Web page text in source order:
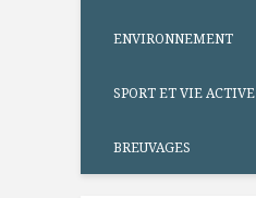
ENVIRONNEMENT
SPORT ET VIE ACTIVE
BREUVAGES